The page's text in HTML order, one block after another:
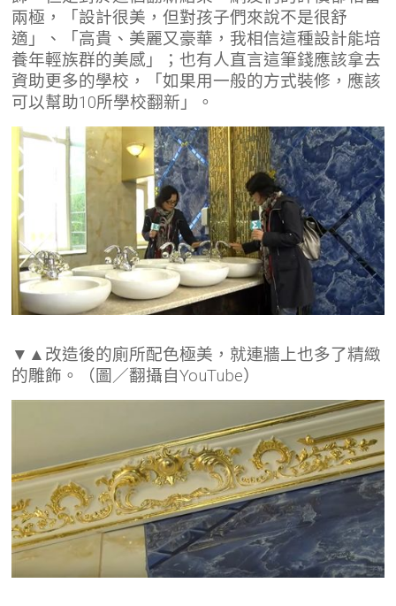
兩極，「設計很美，但對孩子們來說不是很舒
適」、「高貴、美麗又豪華，我相信這種設計能培
養年輕族群的美感」；也有人直言這筆錢應該拿去
資助更多的學校，「如果用一般的方式裝修，應該
可以幫助10所學校翻新」。
▼▲改造後的廁所配色極美，就連牆上也多了精緻
的雕飾。（圖／翻攝自YouTube）